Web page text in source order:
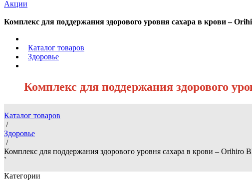
Акции
Комплекс для поддержания здорового уровня сахара в крови –
Каталог товаров
Здоровье
Комплекс для поддержания здорового
Каталог товаров
/
Здоровье
/
Комплекс для поддержания здорового уровня сахара в крови – Orihiro
`
Категории